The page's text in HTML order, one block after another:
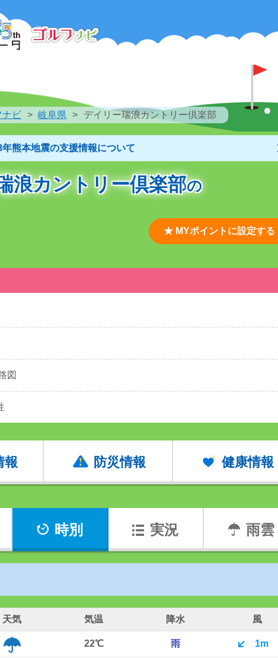
ナビ 岐阜県 デイリー瑞浪カントリー倶楽部
年熊本地震の支援情報について
浪カントリー倶楽部の
★ MYポイントに設定する
図
報 防災情報 健康情報
時別 実況 雨雲
天気 気温 降水 風
22℃ 雨 1m